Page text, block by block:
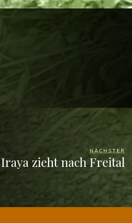
NÄCHSTER
Iraya zieht nach Freital